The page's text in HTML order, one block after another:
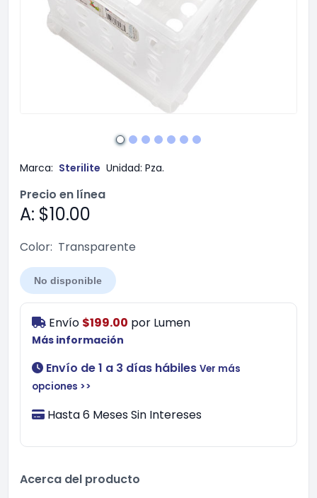
Marca: Sterilite Unidad: Pza.
Precio en línea
A: $10.00
Color: Transparente
No disponible
Envío $199.00 por Lumen
Más información
Envío de 1 a 3 días hábiles Ver más
opciones >>
Hasta 6 Meses Sin Intereses
Acerca del producto